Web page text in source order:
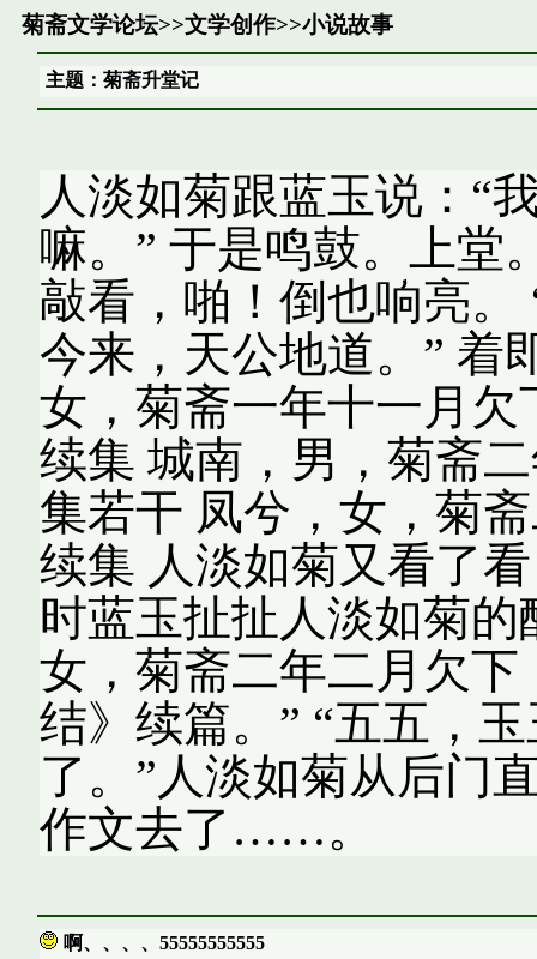
菊斋文学论坛>>文学创作>>小说故事
主题：菊斋升堂记
人淡如菊跟蓝玉说：“
嘛。” 于是鸣鼓。上堂
敲看，啪！倒也响亮
今来，天公地道。” 着
女，菊斋一年十一月
续集 城南，男，菊斋
集若干 凤兮，女，菊
续集 人淡如菊又看了
时蓝玉扯扯人淡如菊
女，菊斋二年二月欠
结》续篇。” “五五，
了。”人淡如菊从后门
作文去了……。
啊、、、、55555555555